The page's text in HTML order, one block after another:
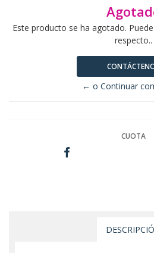
Este producto se ha agotado.
respecto..
← o Continuar
CUOTA